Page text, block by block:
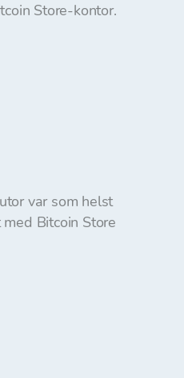
Store-kontor.
var som helst
Bitcoin Store